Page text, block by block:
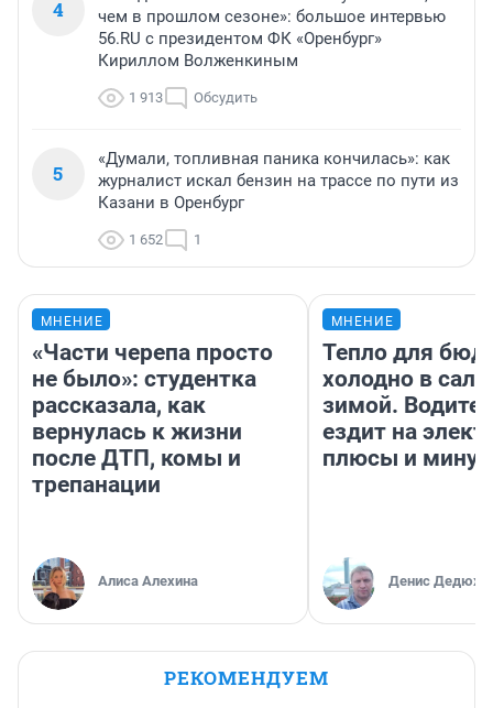
4
чем в прошлом сезоне»: большое интервью
56.RU с президентом ФК «Оренбург»
Кириллом Волженкиным
1 913 Обсудить
5
«Думали, топливная паника кончилась»: как
журналист искал бензин на трассе по пути из
Казани в Оренбург
1 652 1
МНЕНИЕ
«Части черепа просто
не было»: студентка
рассказала, как
вернулась к жизни
после ДТП, комы и
трепанации
Алиса Алехина
МНЕНИЕ
Тепло для
холодно в
зимой.
ездит на
плюсы и
Денис
РЕКОМЕНДУЕМ